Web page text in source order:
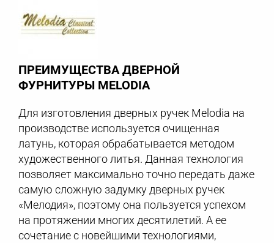
ПРЕИМУЩЕСТВА ДВЕРНОЙ
ФУРНИТУРЫ MELODIA
Для изготовления дверных ручек Melodia на
производстве используется очищенная
латунь, которая обрабатывается методом
художественного литья. Данная технология
позволяет максимально точно передать даже
самую сложную задумку дверных ручек
«Мелодия», поэтому она пользуется успехом
на протяжении многих десятилетий. А ее
сочетание с новейшими технологиями,